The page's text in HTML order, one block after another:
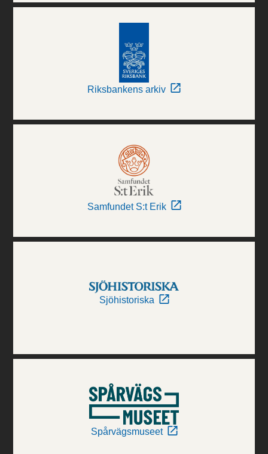
Riksbankens arkiv
Samfundet S:t Erik
Sjöhistoriska
Spårvägsmuseet